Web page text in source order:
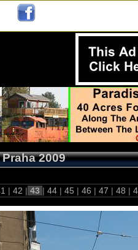
2009
| 42 | 43 | 44 | 45 | 46 | 47 | 48 |